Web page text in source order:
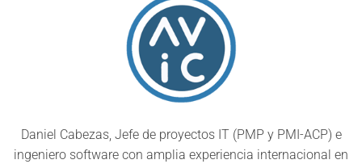
Daniel Cabezas, Jefe de proyectos IT (PMP y PMI-ACP) e
ingeniero software con amplia experiencia internacional en